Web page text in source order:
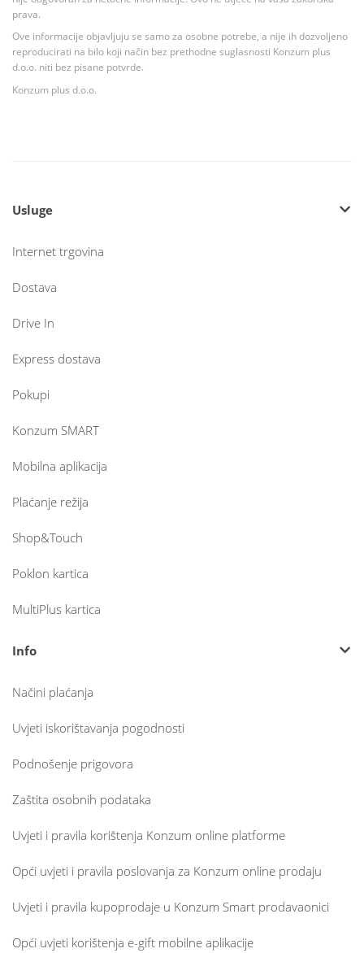
prava.
Ove informacije objavljuju se samo za osobne potrebe, a nije ih dozvoljeno
reproducirati na bilo koji način bez prethodne suglasnosti Konzum plus
d.o.o. niti bez pisane potvrde.
Konzum plus d.o.o.
Usluge
Internet trgovina
Dostava
Drive In
Express dostava
Pokupi
Konzum SMART
Mobilna aplikacija
Plaćanje režija
Shop&Touch
Poklon kartica
MultiPlus kartica
Info
Načini plaćanja
Uvjeti iskorištavanja pogodnosti
Podnošenje prigovora
Zaštita osobnih podataka
Uvjeti i pravila korištenja Konzum online platforme
Opći uvjeti i pravila poslovanja za Konzum online prodaju
Uvjeti i pravila kupoprodaje u Konzum Smart prodavaonici
Opći uvjeti korištenja e-gift mobilne aplikacije